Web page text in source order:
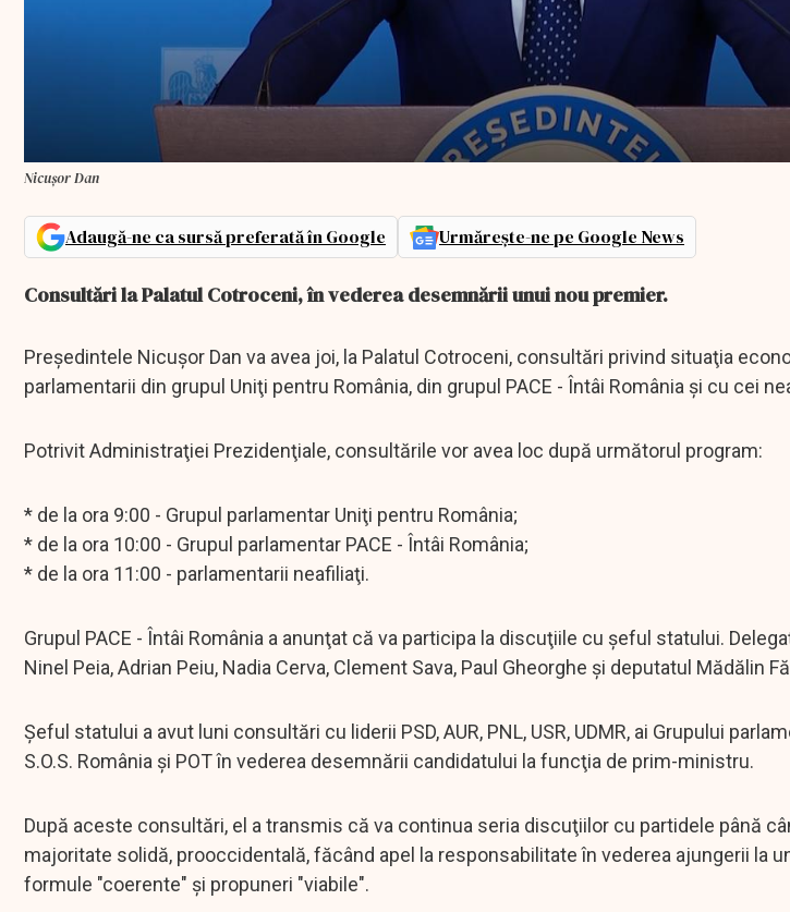
Nicușor Dan
Adaugă-ne ca sursă preferată în Google Urmărește-ne pe Google News
Consultări la Palatul Cotroceni, în vederea desemnării unui nou premier.
Preşedintele Nicuşor Dan va avea joi, la Palatul Cotroceni, consultări privind situaţia
parlamentarii din grupul Uniţi pentru România, din grupul PACE - Întâi România şi cu cei
Potrivit Administraţiei Prezidenţiale, consultările vor avea loc după următorul program:
* de la ora 9:00 - Grupul parlamentar Uniţi pentru România;
* de la ora 10:00 - Grupul parlamentar PACE - Întâi România;
* de la ora 11:00 - parlamentarii neafiliaţi.
Grupul PACE - Întâi România a anunţat că va participa la discuţiile cu şeful statului.
Ninel Peia, Adrian Peiu, Nadia Cerva, Clement Sava, Paul Gheorghe şi deputatul Mădălin
Şeful statului a avut luni consultări cu liderii PSD, AUR, PNL, USR, UDMR, ai Grupului
S.O.S. România şi POT în vederea desemnării candidatului la funcţia de prim-ministru.
După aceste consultări, el a transmis că va continua seria discuţiilor cu partidele până
majoritate solidă, prooccidentală, făcând apel la responsabilitate în vederea ajungerii la
formule "coerente" şi propuneri "viabile".